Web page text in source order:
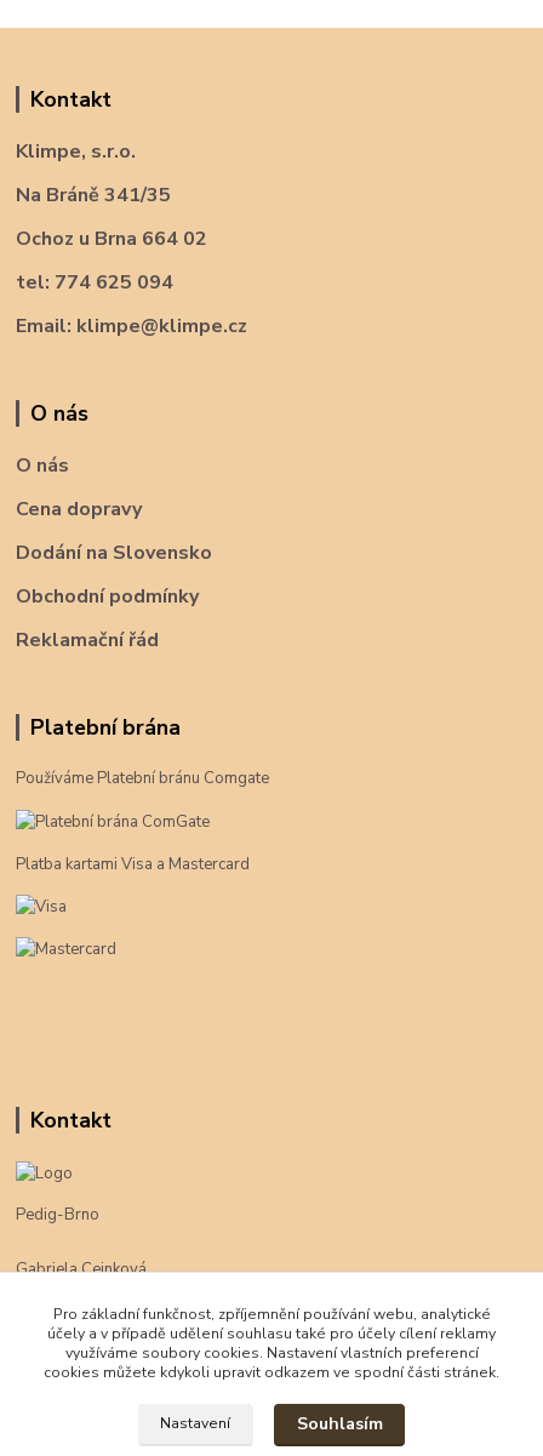
Kontakt
Klimpe, s.r.o.
Na Bráně 341/35
Ochoz u Brna 664 02
tel: 774 625 094
Email: klimpe@klimpe.cz
O nás
O nás
Cena dopravy
Dodání na Slovensko
Obchodní podmínky
Reklamační řád
Platební brána
Používáme Platební bránu Comgate
Platba kartami Visa a Mastercard
Kontakt
Pedig-Brno
Gabriela Cejnková
klimpe@klimpe.cz
Pro základní funkčnost, zpříjemnění používání webu, analytické
účely a v případě udělení souhlasu také pro účely cílení reklamy
využíváme soubory cookies. Nastavení vlastních preferencí
cookies můžete kdykoli upravit odkazem ve spodní části stránek.
Nastavení Souhlasím